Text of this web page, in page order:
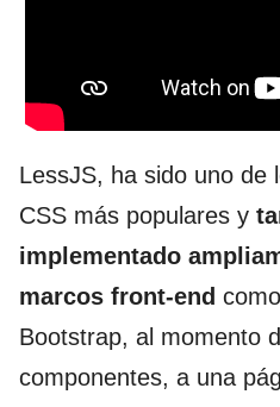
LessJS, ha sido uno de
CSS más populares y
implementado
marcos front-end
Bootstrap, al momento
componentes, a una